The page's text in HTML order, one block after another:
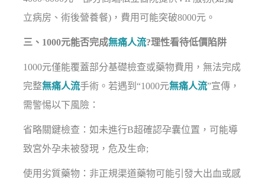
立病房、術後營養餐)，費用可能突破8000元。
三、1000元能否完成無痛人流?理性看待低價陷阱
1000元僅能覆蓋部分基礎檢查或藥物費用，無法完成
完整無痛人流手術。若遇到“1000元無痛人流”宣傳，
需警惕以下風險：
省略關鍵檢查：如未進行B超確認孕囊位置，可能導
致宮外孕未被發現，危及生命;
使用劣質藥物：非正規渠道藥物可能引發大出血或感